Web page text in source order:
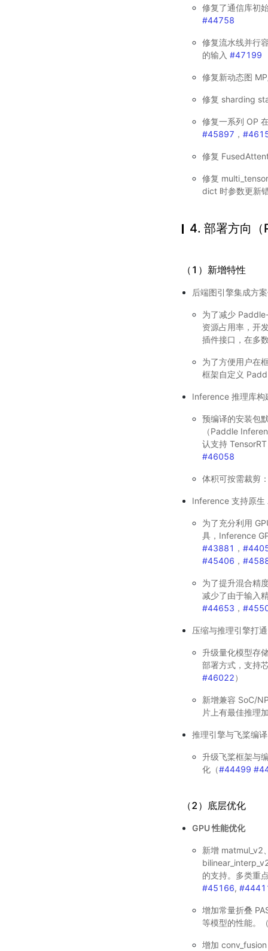
修复了通信库初
#44758
修复流水线并行
的输入 #47199
修复新动态图
修复 sharding
修复一系列 OP
#45897 ，
修复
修复
dict 时参数更新
4. 部署方向
（1）新增特性
后端图引擎集成方
为了减少
资源占用率，开
插件接口，在多
为了方便用户在
框架自定义
Inference 推理库构
预编译的安装包
（Paddle
认支持
#46058
体积可按需裁剪
Inference 支持原生
为了充分利用
具，Inference
#43881 ，
#45406 ，
为了提升混合精
减少了由于输入
#44653 ，
压缩与推理引擎打
升级量化模型存
部署方式，支持
#46022）
新增兼容 SoC/
片上有最佳推理
推理引擎与飞桨编
升级飞桨框架与
化（#44499
（2）底层优化
GPU 性能优化
新增 matmul_v2
的支持。多类重
#45166,
增加常量折叠
等模型的性能。
增加